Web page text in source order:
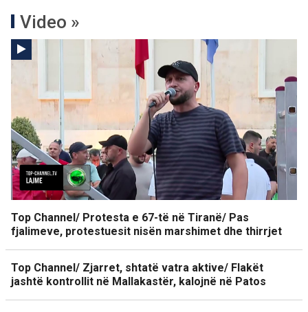
Video »
Top Channel/ Protesta e 67-të në Tiranë/ Pas
fjalimeve, protestuesit nisën marshimet dhe thirrjet
Top Channel/ Zjarret, shtatë vatra aktive/ Flakët
jashtë kontrollit në Mallakastër, kalojnë në Patos